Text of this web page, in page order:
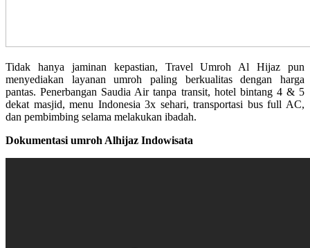
Tidak hanya jaminan kepastian, Travel Umroh Al Hijaz pun
menyediakan layanan umroh paling berkualitas dengan harga
pantas. Penerbangan Saudia Air tanpa transit, hotel bintang 4 & 5
dekat masjid, menu Indonesia 3x sehari, transportasi bus full AC,
dan pembimbing selama melakukan ibadah.
Dokumentasi umroh Alhijaz Indowisata